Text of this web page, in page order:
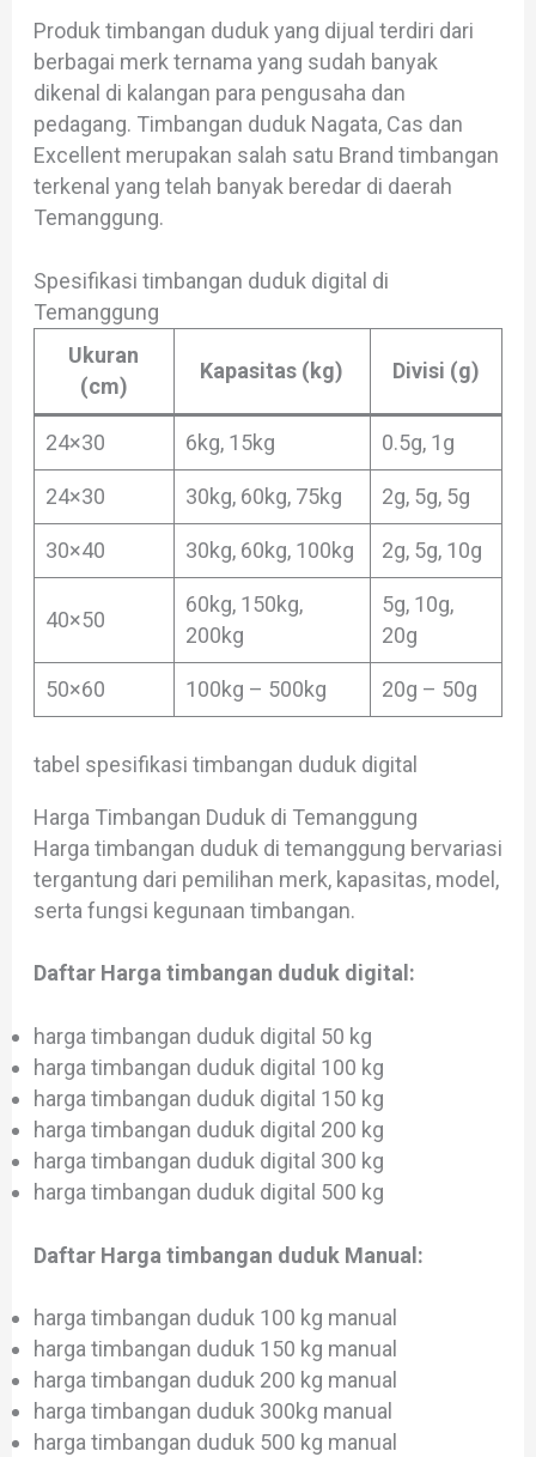
Produk timbangan duduk yang dijual terdiri dari
berbagai merk ternama yang sudah banyak
dikenal di kalangan para pengusaha dan
pedagang. Timbangan duduk Nagata, Cas dan
Excellent merupakan salah satu Brand timbangan
terkenal yang telah banyak beredar di daerah
Temanggung.
Spesifikasi timbangan duduk digital di
Temanggung
Ukuran
(cm)
Kapasitas (kg) Divisi (g)
24×30 6kg, 15kg 0.5g, 1g
24×30 30kg, 60kg, 75kg 2g, 5g, 5g
30×40 30kg, 60kg, 100kg 2g, 5g, 10g
40×50
60kg, 150kg,
200kg
5g, 10g,
20g
50×60 100kg – 500kg 20g – 50g
tabel spesifikasi timbangan duduk digital
Harga Timbangan Duduk di Temanggung
Harga timbangan duduk di temanggung bervariasi
tergantung dari pemilihan merk, kapasitas, model,
serta fungsi kegunaan timbangan.
Daftar Harga timbangan duduk digital:
harga timbangan duduk digital 50 kg
harga timbangan duduk digital 100 kg
harga timbangan duduk digital 150 kg
harga timbangan duduk digital 200 kg
harga timbangan duduk digital 300 kg
harga timbangan duduk digital 500 kg
Daftar Harga timbangan duduk Manual:
harga timbangan duduk 100 kg manual
harga timbangan duduk 150 kg manual
harga timbangan duduk 200 kg manual
harga timbangan duduk 300kg manual
harga timbangan duduk 500 kg manual